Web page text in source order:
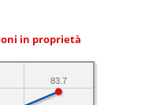
in proprietà
83.7